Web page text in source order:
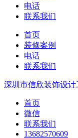
电话
联系我们
首页
装修案例
电话
联系我们
深圳市信欣装饰设计
首页
微信
联系我们
13682570609